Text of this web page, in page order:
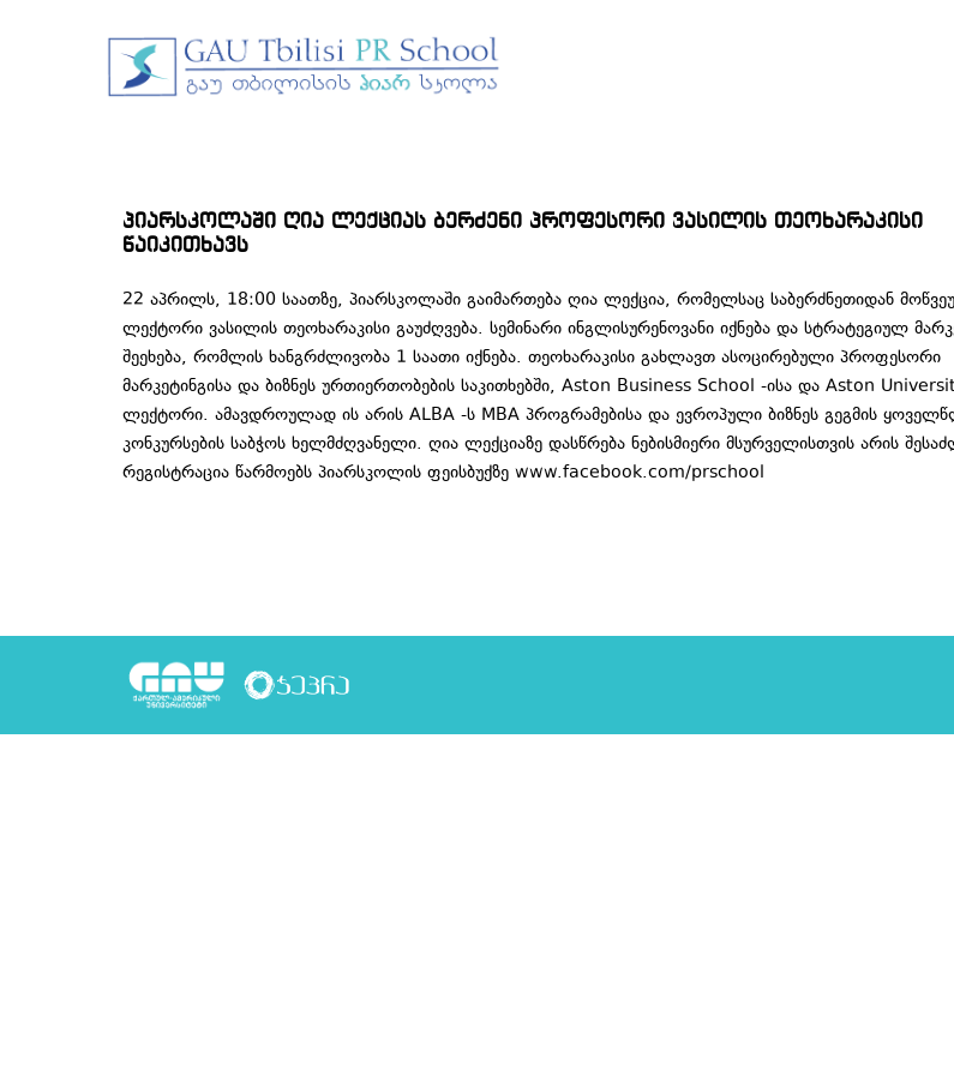
პიარსკოლაში ღია ლექციას ბერძენი პროფესორი ვასილის თეოხარაკისი
წაიკითხავს
22 აპრილს, 18:00 საათზე, პიარსკოლაში გაიმართება ღია ლექცია, რომელსაც საბერძნეთიდან
ლექტორი ვასილის თეოხარაკისი გაუძღვება. სემინარი ინგლისურენოვანი იქნება და სტრატეგიულ
შეეხება, რომლის ხანგრძლივობა 1 საათი იქნება. თეოხარაკისი გახლავთ ასოცირებული პროფესორი
მარკეტინგისა და ბიზნეს ურთიერთობების საკითხებში, Aston Business School -ისა და Aston
ლექტორი. ამავდროულად ის არის ALBA -ს MBA პროგრამებისა და ევროპული ბიზნეს გეგმის
კონკურსების საბჭოს ხელმძღვანელი. ღია ლექციაზე დასწრება ნებისმიერი მსურველისთვის არის
რეგისტრაცია წარმოებს პიარსკოლის ფეისბუქზე www.facebook.com/prschool